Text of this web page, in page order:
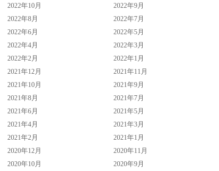
2022年10月
2022年9月
2022年8月
2022年7月
2022年6月
2022年5月
2022年4月
2022年3月
2022年2月
2022年1月
2021年12月
2021年11月
2021年10月
2021年9月
2021年8月
2021年7月
2021年6月
2021年5月
2021年4月
2021年3月
2021年2月
2021年1月
2020年12月
2020年11月
2020年10月
2020年9月